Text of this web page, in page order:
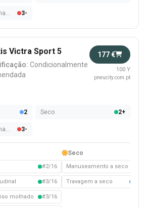
Despesas de funcionamento 3-
Victra Sport 5
Condicionalmente
177 €
100 Y
pneucity.com.pt
2 Seco 2+
Despesas de funcionamento 3-
#2/16
#3/16
molhado #3/16
Seco
Manuseamento a seco
Travagem a seco